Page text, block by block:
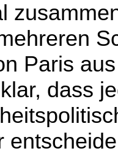
Paris
dass